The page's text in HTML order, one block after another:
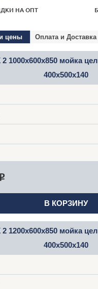
НА ОПТ
цены Оплата и Доставка
1000x600x850 мойка
400x500x140
В КОРЗИНУ
1200x600x850 мойка
400x500x140